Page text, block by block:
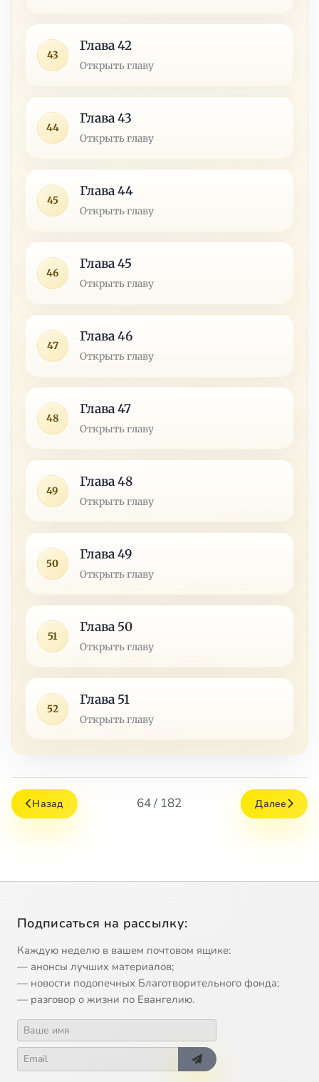
43
Глава 42
Открыть главу
44
Глава 43
Открыть главу
45
Глава 44
Открыть главу
46
Глава 45
Открыть главу
47
Глава 46
Открыть главу
48
Глава 47
Открыть главу
49
Глава 48
Открыть главу
50
Глава 49
Открыть главу
51
Глава 50
Открыть главу
52
Глава 51
Открыть главу
Назад 64 / 182 Далее
Подписаться на рассылку:
Каждую неделю в вашем почтовом ящике:
— анонсы лучших материалов;
— новости подопечных Благотворительного фонда;
— разговор о жизни по Евангелию.